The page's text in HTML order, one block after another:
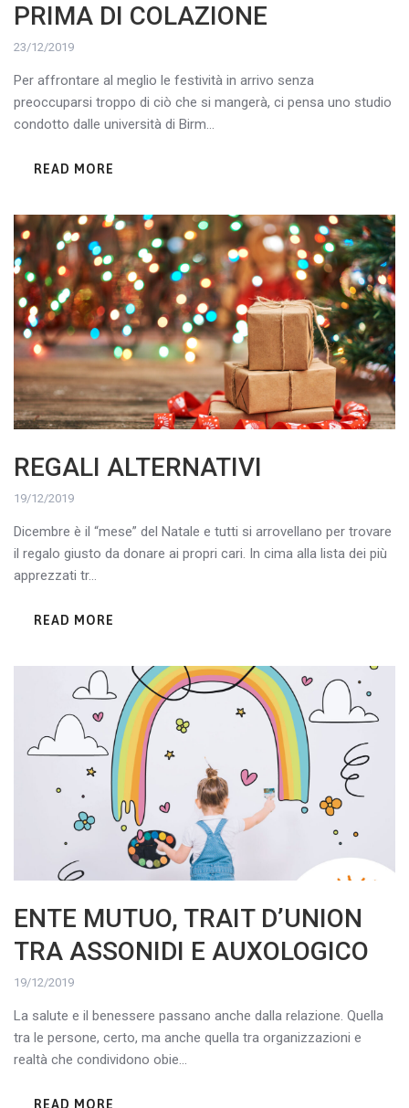
PRIMA DI COLAZIONE
23/12/2019
Per affrontare al meglio le festività in arrivo senza
preoccuparsi troppo di ciò che si mangerà, ci pensa uno studio
condotto dalle università di Birm...
READ MORE
REGALI ALTERNATIVI
19/12/2019
Dicembre è il “mese” del Natale e tutti si arrovellano per trovare
il regalo giusto da donare ai propri cari. In cima alla lista dei più
apprezzati tr...
READ MORE
ENTE MUTUO, TRAIT D’UNION
TRA ASSONIDI E AUXOLOGICO
19/12/2019
La salute e il benessere passano anche dalla relazione. Quella
tra le persone, certo, ma anche quella tra organizzazioni e
realtà che condividono obie...
READ MORE